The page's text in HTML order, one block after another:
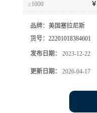
≥1000 ￥
品牌： 美国塞拉尼斯
货号： 22201018384601
发布日期： 2023-12-22
更新日期： 2026-04-17